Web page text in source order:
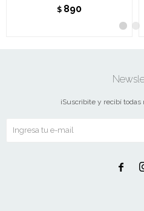
$ 890
¡Suscribite y recibí
